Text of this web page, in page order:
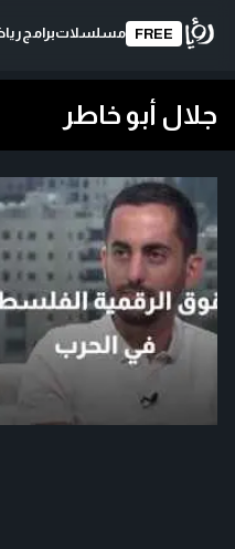
FREE مسلسلاتبرامج
جلال أبو خاطر